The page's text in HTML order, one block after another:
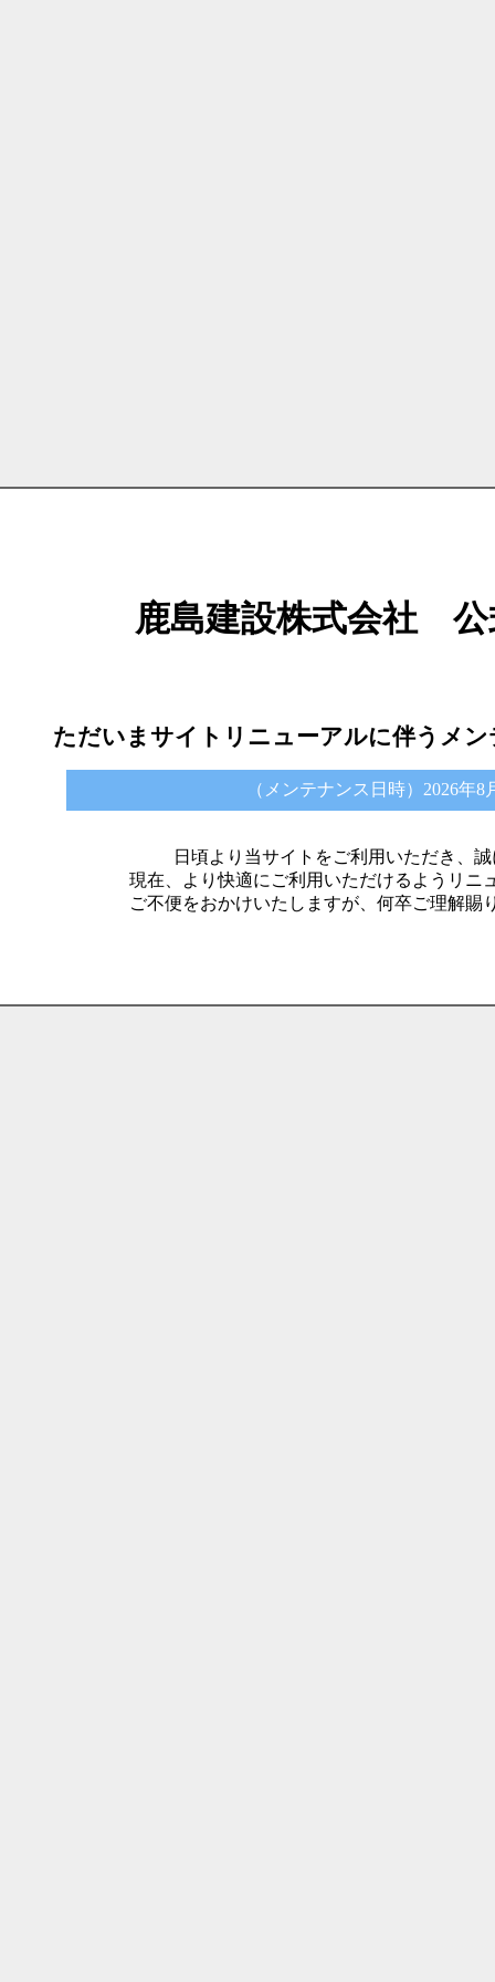
鹿島建設株式会社
ただいまサイトリニューアルに伴うメ
（メンテナンス日時）2026年8
日頃より当サイトをご利用いただき、
現在、より快適にご利用いただけるようリニ
ご不便をおかけいたしますが、何卒ご理解賜